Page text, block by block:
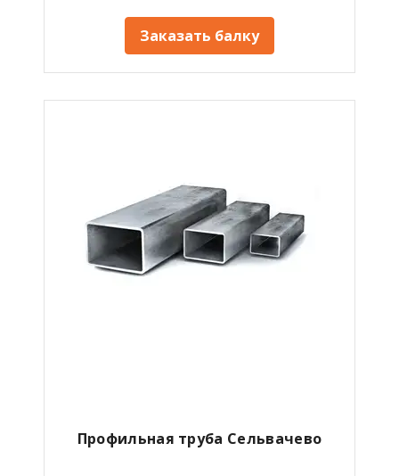
Заказать балку
Профильная труба Сельвачево